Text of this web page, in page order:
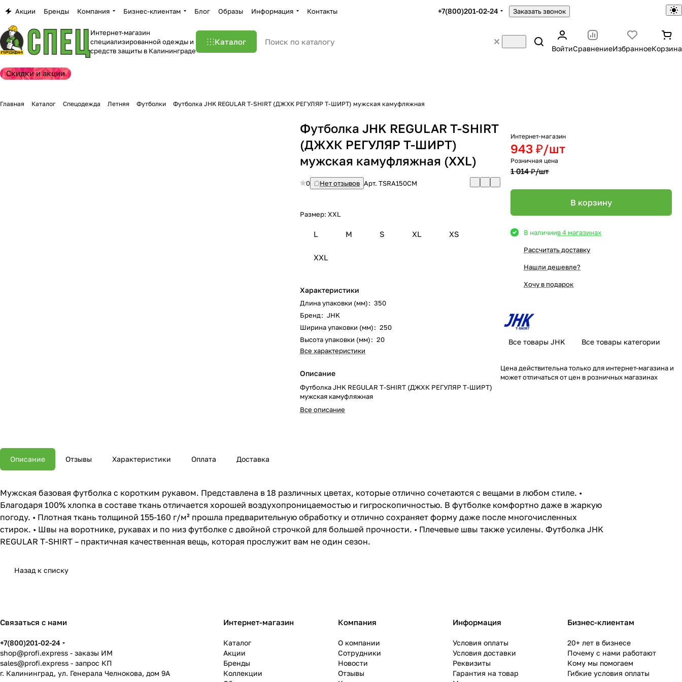
Акции Бренды Компания Бизнес-клиентам Блог Образы Информация Контакты +7(800)201-02-24 Заказать звонок
Интернет-магазин
специализированной одежды и
средств защиты в Калининграде
Каталог
ВойтиСравнениеИзбранноеКорзина
Скидки и акции
Главная Каталог Спецодежда Летняя Футболки Футболка JHK REGULAR T-SHIRT (ДЖХК РЕГУЛЯР Т-ШИРТ) мужская камуфляжная
Футболка JHK REGULAR T-SHIRT
(ДЖХК РЕГУЛЯР Т-ШИРТ)
мужская камуфляжная (XXL)
0 Нет отзывов Арт.TSRA150CM
Размер:XXL
L M S XL XS
XXL
Характеристики
Длина упаковки (мм): 350
Бренд: JHK
Ширина упаковки (мм): 250
Высота упаковки (мм): 20
Все характеристики
Описание
Футболка JHK REGULAR T-SHIRT (ДЖХК РЕГУЛЯР Т-ШИРТ)
мужская камуфляжная
Все описание
Интернет-магазин
943 ₽/шт
Розничная цена
1 014 ₽/шт
В корзину
В наличиив 4 магазинах
Рассчитать доставку
Нашли дешевле?
Хочу в подарок
Все товары JHK Все товары категории
Цена действительна только для интернет-магазина и
может отличаться от цен в розничных магазинах
Описание Отзывы Характеристики Оплата Доставка
Мужская базовая футболка с коротким рукавом. Представлена в 18 различных цветах, которые отлично сочетаются с вещами в любом стиле. •
Благодаря 100% хлопка в составе ткань отличается хорошей воздухопроницаемостью и гигроскопичностью. В футболке комфортно даже в жаркую
погоду. • Плотная ткань толщиной 155-160 г/м² прошла предварительную обработку и отлично сохраняет форму даже после многочисленных
стирок. • Швы на воротнике, рукавах и по низ футболке с двойной строчкой для большей прочности. • Плечевые швы также усилены. Футболка JHK
REGULAR T-SHIRT – практичная качественная вещь, которая прослужит вам не один сезон.
Назад к списку
Связаться с нами
+7(800)201-02-24
shop@profi.express - заказы ИМ
sales@profi.express - запрос КП
г. Калининград, ул. Генерала Челнокова, дом 9A
Интернет-магазин
Каталог
Акции
Бренды
Коллекции
Компания
О компании
Сотрудники
Новости
Отзывы
Информация
Условия оплаты
Условия доставки
Реквизиты
Гарантия на товар
Бизнес-клиентам
20+ лет в бизнесе
Почему с нами работают
Кому мы помогаем
Гибкие условия оплаты